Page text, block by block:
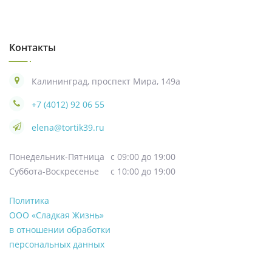
Контакты
Калининград, проспект Мира, 149а
+7 (4012) 92 06 55
elena@tortik39.ru
Понедельник-Пятница
с 09:00 до 19:00
Суббота-Воскресенье
с 10:00 до 19:00
Политика
ООО «Сладкая Жизнь»
в отношении обработки
персональных данных